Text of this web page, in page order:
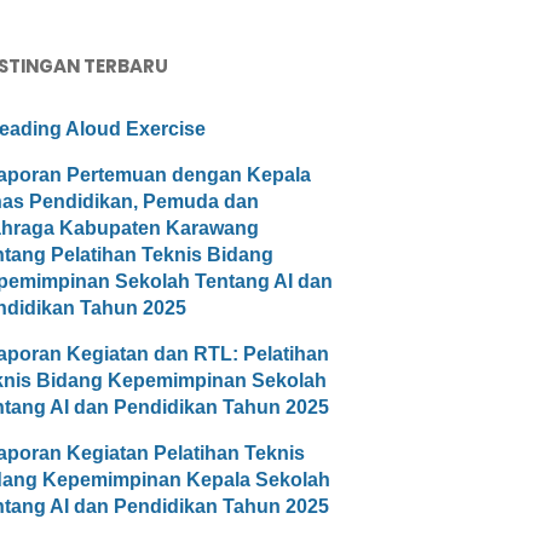
TERBARU
Aloud Exercise
Pertemuan dengan Kepala
Pendidikan, Pemuda dan
Kabupaten Karawang
Pelatihan Teknis Bidang
Sekolah Tentang AI dan
Tahun 2025
Kegiatan dan RTL: Pelatihan
Bidang Kepemimpinan Sekolah
AI dan Pendidikan Tahun 2025
Kegiatan Pelatihan Teknis
Kepemimpinan Kepala Sekolah
AI dan Pendidikan Tahun 2025